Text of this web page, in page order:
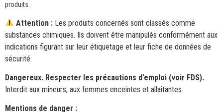
produits.
Attention : Les produits concernés sont classés comme
substances chimiques. Ils doivent être manipulés conformément aux
indications figurant sur leur étiquetage et leur fiche de données de
sécurité.
Dangereux. Respecter les précautions d’emploi (voir FDS).
Interdit aux mineurs, aux femmes enceintes et allaitantes.
Mentions de danger :